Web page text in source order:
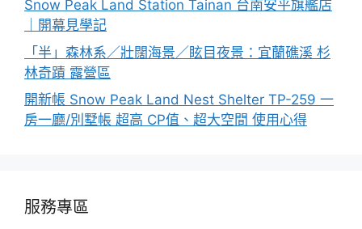
Snow Peak Land Station Tainan 台南安平旗艦店
｜開幕見學記
「半」森林系／壯闊海景／眩目夜景：宜蘭礁溪 杉
林奇蹟 露營區
開新帳 Snow Peak Land Nest Shelter TP-259 一
房一廳/別墅帳 超高 CP值、超大空間 使用心得
服務專區